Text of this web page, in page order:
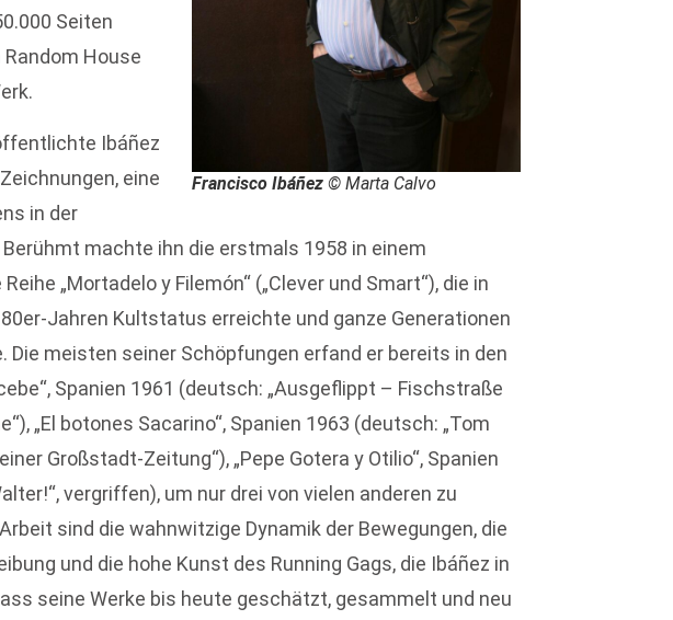
Francisco Ibáñez © Marta Calvo
Seiten
House
Ibáñez
eine
in der
machte ihn die erstmals 1958 in einem
„Mortadelo y Filemón“ („Clever und Smart“), die in
Jahren Kultstatus erreichte und ganze Generationen
Die meisten seiner Schöpfungen erfand er bereits in den
Spanien 1961 (deutsch: „Ausgeflippt – Fischstraße
„El botones Sacarino“, Spanien 1963 (deutsch: „Tom
Großstadt-Zeitung“), „Pepe Gotera y Otilio“, Spanien
vergriffen), um nur drei von vielen anderen zu
sind die wahnwitzige Dynamik der Bewegungen, die
und die hohe Kunst des Running Gags, die Ibáñez in
seine Werke bis heute geschätzt, gesammelt und neu